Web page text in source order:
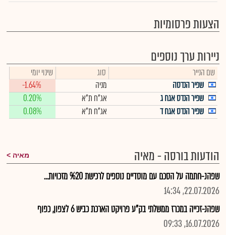
הצעות פרסומיות
ניירות ערך נוספים
שם הנייר סוג
שינוי יומי
שפיר הנדסה
מניה
-1.64%
שפיר הנדס אגח ג
אג"ח ת"א
0.20%
שפיר הנדס אגח ד
אג"ח ת"א 0.08%
הודעות בורסה - מאיה מאיה
שפהנ-חתמה על הסכם עם מוסדיים נוספים לרכישת %20 מזכויות...
22.07.2026, 14:34
שפהנ-זכייה במכרז ממשלתי בק"ע פרויקט הארכת כביש 6 לצפון, כפוף
16.07.2026, 09:33